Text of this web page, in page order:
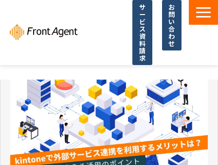
サ
ー
ビ
ス
資
料
請
求
お
問
い
合
わ
せ
よくあるご質問
イベント・セミナー
お役立ち資料一覧
お役立ち記事・コラム